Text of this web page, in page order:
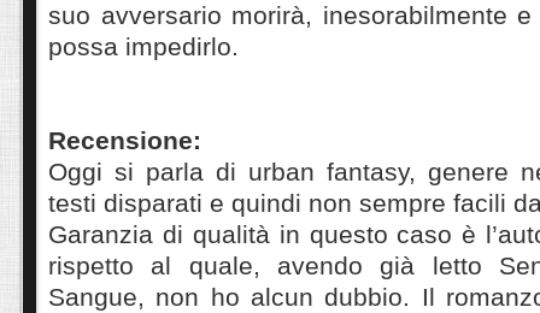
suo avversario morirà, inesorabilmente
possa impedirlo.
Recensione:
Oggi si parla di urban fantasy, genere
testi disparati e quindi non sempre facili
Garanzia di qualità in questo caso è
rispetto al quale, avendo già letto
Sangue, non ho alcun dubbio. Il